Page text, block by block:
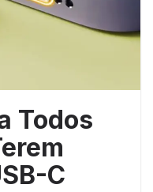
Todos
C